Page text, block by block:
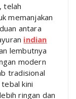
telah
memanjakan
antara
indian
lembutnya
modern
tradisional
kini
ringan dan